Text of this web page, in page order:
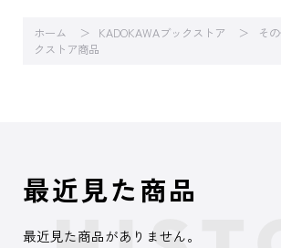
ホーム KADOKAWAブックストア
そ
クストア商品
最近見た商品
最近見た商品がありません。